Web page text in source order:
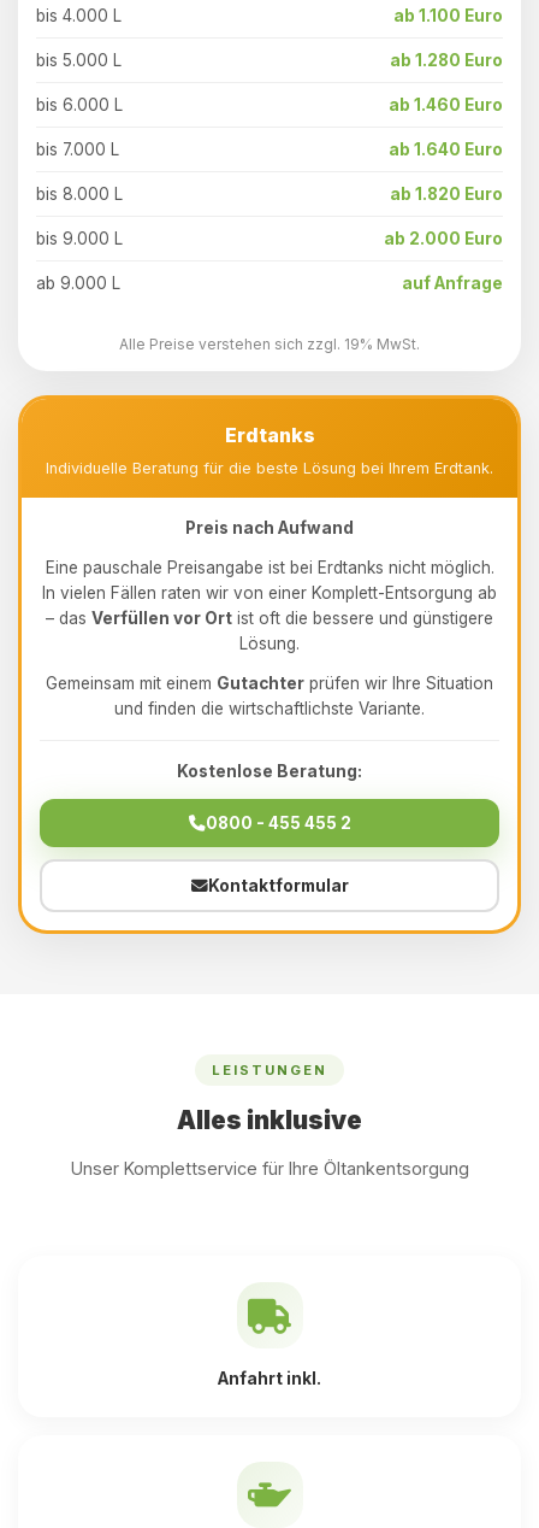
bis 4.000 L ab 1.100 Euro
bis 5.000 L ab 1.280 Euro
bis 6.000 L ab 1.460 Euro
bis 7.000 L ab 1.640 Euro
bis 8.000 L ab 1.820 Euro
bis 9.000 L ab 2.000 Euro
ab 9.000 L auf Anfrage
Alle Preise verstehen sich zzgl. 19% MwSt.
Erdtanks
Individuelle Beratung für die beste Lösung bei Ihrem Erdtank.
Preis nach Aufwand
Eine pauschale Preisangabe ist bei Erdtanks nicht möglich.
In vielen Fällen raten wir von einer Komplett-Entsorgung ab
– das Verfüllen vor Ort ist oft die bessere und günstigere
Lösung.
Gemeinsam mit einem Gutachter prüfen wir Ihre Situation
und finden die wirtschaftlichste Variante.
Kostenlose Beratung:
0800 - 455 455 2
Kontaktformular
LEISTUNGEN
Alles inklusive
Unser Komplettservice für Ihre Öltankentsorgung
Anfahrt inkl.